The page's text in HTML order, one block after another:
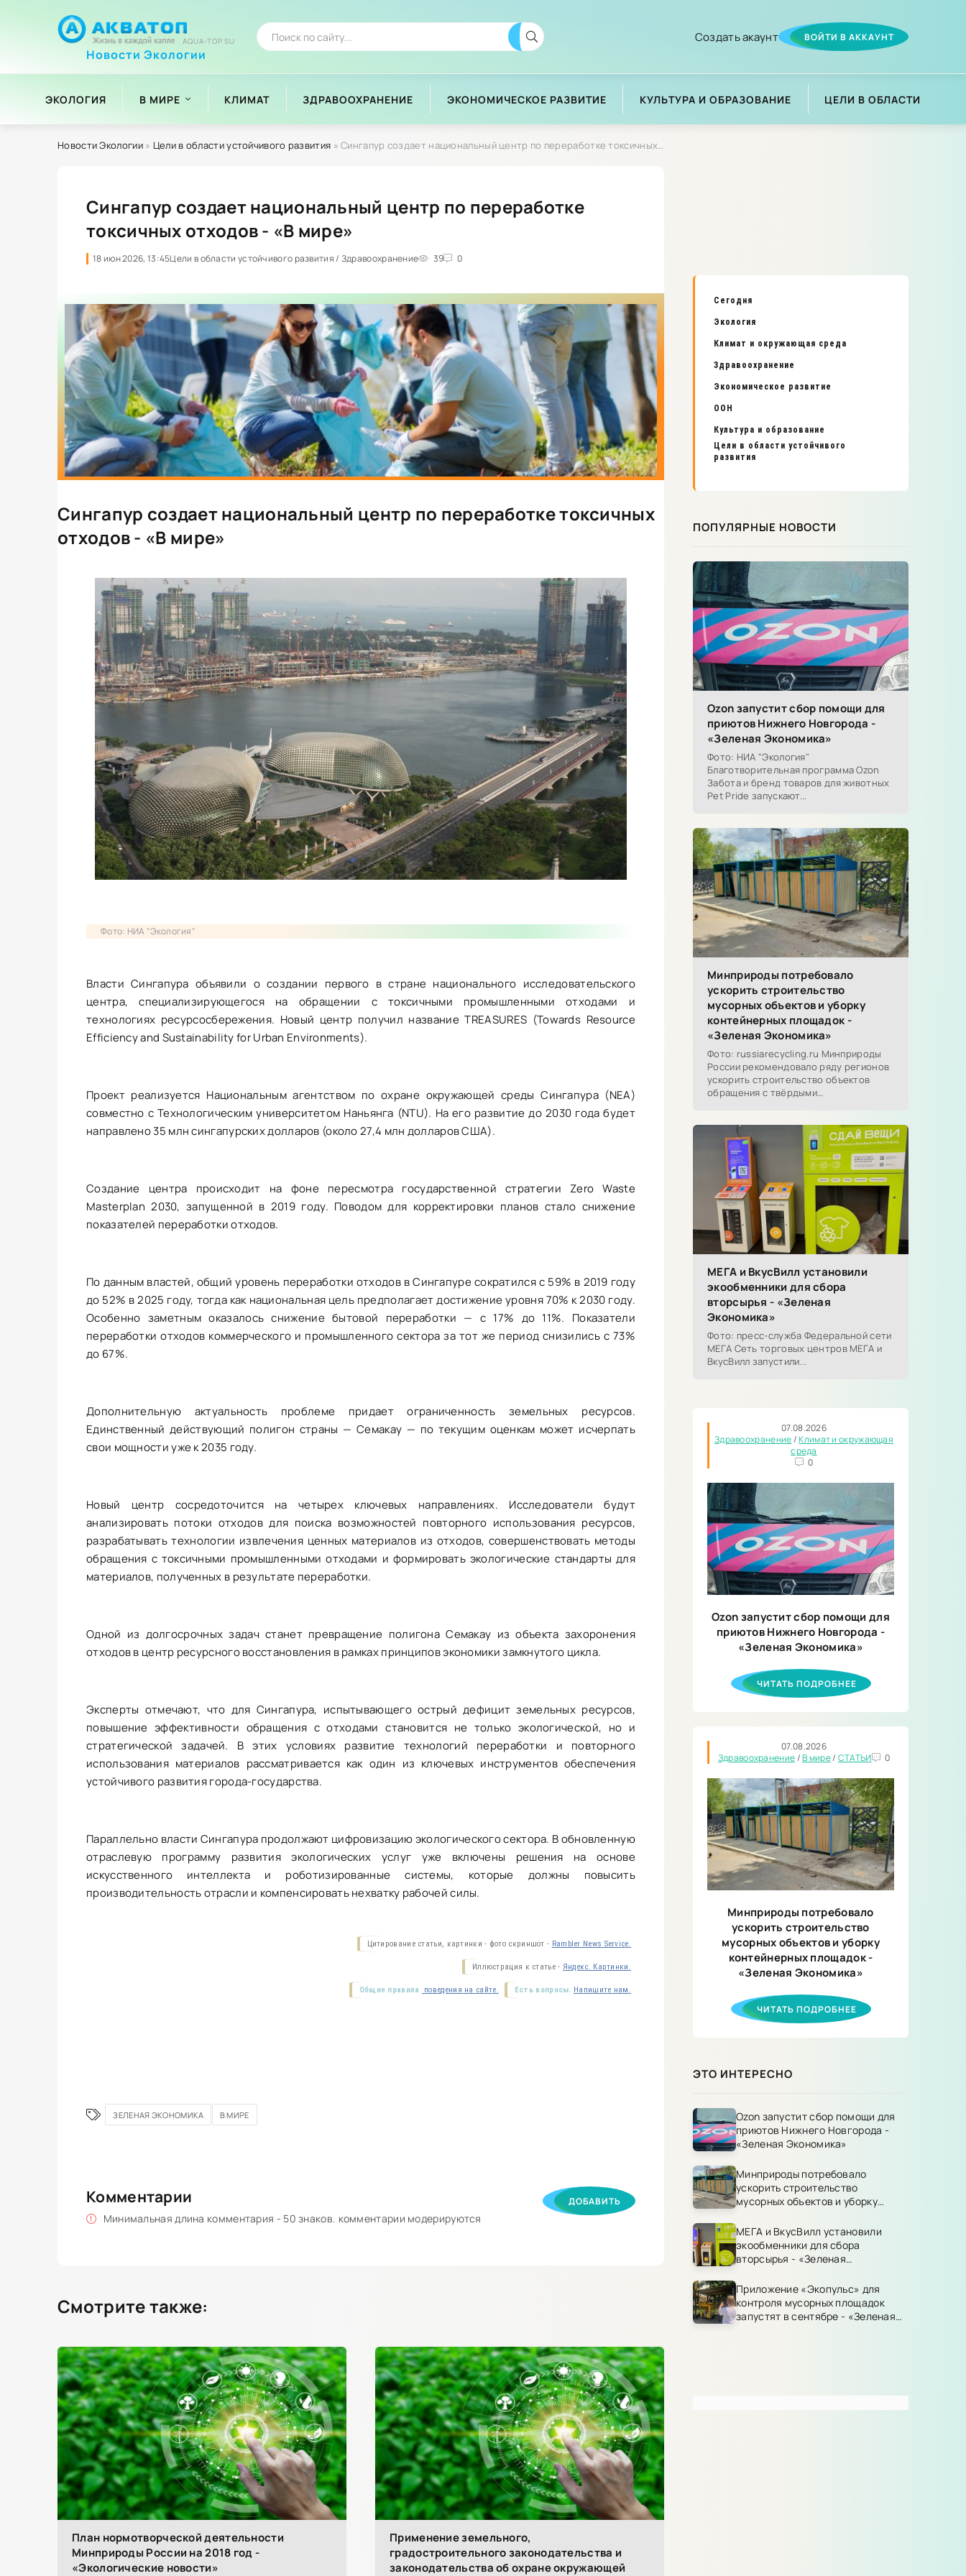
Новости Экологии
AQUA-TOP.SU Создать акаунт ВОЙТИ В АККАУНТ
ЭКОЛОГИЯ В МИРЕ КЛИМАТ ЗДРАВООХРАНЕНИЕ ЭКОНОМИЧЕСКОЕ РАЗВИТИЕ КУЛЬТУРА И ОБРАЗОВАНИЕ ЦЕЛИ В ОБЛАСТИ
Новости Экологии» Цели в области устойчивого развития » Сингапур создает национальный центр по переработке токсичных отходов - «В мире»
Сингапур создает национальный центр по переработке
токсичных отходов - «В мире»
18 июн 2026, 13:45Цели в области устойчивого развития / Здравоохранение 39 0
Сингапур создает национальный центр по переработке токсичных
отходов - «В мире»
Фото: НИА "Экология"
Власти Сингапура объявили о создании первого в стране национального исследовательского
центра, специализирующегося на обращении с токсичными промышленными отходами и
технологиях ресурсосбережения. Новый центр получил название TREASURES (Towards Resource
Efficiency and Sustainability for Urban Environments).
Проект реализуется Национальным агентством по охране окружающей среды Сингапура (NEA)
совместно с Технологическим университетом Наньянга (NTU). На его развитие до 2030 года будет
направлено 35 млн сингапурских долларов (около 27,4 млн долларов США).
Создание центра происходит на фоне пересмотра государственной стратегии Zero Waste
Masterplan 2030, запущенной в 2019 году. Поводом для корректировки планов стало снижение
показателей переработки отходов.
По данным властей, общий уровень переработки отходов в Сингапуре сократился с 59% в 2019 году
до 52% в 2025 году, тогда как национальная цель предполагает достижение уровня 70% к 2030 году.
Особенно заметным оказалось снижение бытовой переработки — с 17% до 11%. Показатели
переработки отходов коммерческого и промышленного сектора за тот же период снизились с 73%
до 67%.
Дополнительную актуальность проблеме придает ограниченность земельных ресурсов.
Единственный действующий полигон страны — Семакау — по текущим оценкам может исчерпать
свои мощности уже к 2035 году.
Новый центр сосредоточится на четырех ключевых направлениях. Исследователи будут
анализировать потоки отходов для поиска возможностей повторного использования ресурсов,
разрабатывать технологии извлечения ценных материалов из отходов, совершенствовать методы
обращения с токсичными промышленными отходами и формировать экологические стандарты для
материалов, полученных в результате переработки.
Одной из долгосрочных задач станет превращение полигона Семакау из объекта захоронения
отходов в центр ресурсного восстановления в рамках принципов экономики замкнутого цикла.
Эксперты отмечают, что для Сингапура, испытывающего острый дефицит земельных ресурсов,
повышение эффективности обращения с отходами становится не только экологической, но и
стратегической задачей. В этих условиях развитие технологий переработки и повторного
использования материалов рассматривается как один из ключевых инструментов обеспечения
устойчивого развития города-государства.
Параллельно власти Сингапура продолжают цифровизацию экологического сектора. В обновленную
отраслевую программу развития экологических услуг уже включены решения на основе
искусственного интеллекта и роботизированные системы, которые должны повысить
производительность отрасли и компенсировать нехватку рабочей силы.
Цитирование статьи, картинки - фото скриншот - Rambler News Service.
Иллюстрация к статье - Яндекс. Картинки.
Есть вопросы. Напишите нам.
Общие правила поведения на сайте.
ЗЕЛЕНАЯ ЭКОНОМИКА В МИРЕ
Комментарии
Минимальная длина комментария - 50 знаков. комментарии модерируются
ДОБАВИТЬ
Смотрите также:
План нормотворческой деятельности
Минприроды России на 2018 год -
«Экологические новости»
Применение земельного,
градостроительного законодательства и
законодательства об охране окружающей
Сегодня
Экология
Климат и окружающая среда
Здравоохранение
Экономическое развитие
ООН
Культура и образование
Цели в области устойчивого
развития
ПОПУЛЯРНЫЕ НОВОСТИ
Ozon запустит сбор помощи для
приютов Нижнего Новгорода -
«Зеленая Экономика»
Фото: НИА "Экология"
Благотворительная программа Ozon
Забота и бренд товаров для животных
Pet Pride запускают...
Минприроды потребовало
ускорить строительство
мусорных объектов и уборку
контейнерных площадок -
«Зеленая Экономика»
Фото: russiarecycling.ru Минприроды
России рекомендовало ряду регионов
ускорить строительство объектов
обращения с твёрдыми
МЕГА и ВкусВилл установили
экообменники для сбора
вторсырья - «Зеленая
Экономика»
Фото: пресс-служба Федеральной сети
МЕГА Сеть торговых центров МЕГА и
ВкусВилл запустили...
07.08.2026
Здравоохранение/Климат и окружающая
среда
0
Ozon запустит сбор помощи для
приютов Нижнего Новгорода -
«Зеленая Экономика»
ЧИТАТЬ ПОДРОБНЕЕ
07.08.2026
Здравоохранение/В мире/ СТАТЬИ 0
Минприроды потребовало
ускорить строительство
мусорных объектов и уборку
контейнерных площадок -
«Зеленая Экономика»
ЧИТАТЬ ПОДРОБНЕЕ
ЭТО ИНТЕРЕСНО
Ozon запустит сбор помощи для
приютов Нижнего Новгорода -
«Зеленая Экономика»
Минприроды потребовало
ускорить строительство
мусорных объектов и уборку
«Зеленая Экономика»
МЕГА и ВкусВилл установили
экообменники для сбора
вторсырья - «Зеленая
Приложение «Экопульс» для
контроля мусорных площадок
запустят в сентябре - «Зеленая